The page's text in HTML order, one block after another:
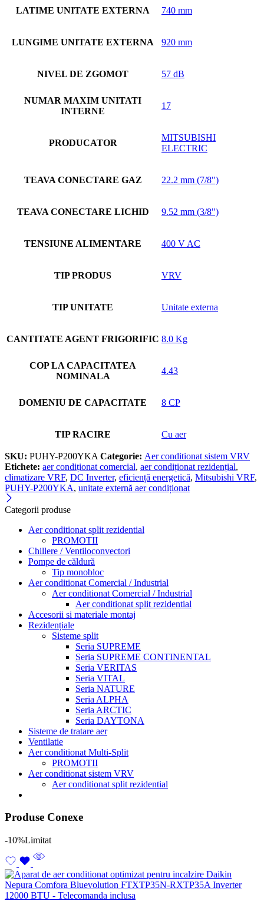
LATIME UNITATE EXTERNA 740 mm
LUNGIME UNITATE EXTERNA 920 mm
NIVEL DE ZGOMOT 57 dB
NUMAR MAXIM UNITATI
INTERNE
17
PRODUCATOR
MITSUBISHI
ELECTRIC
TEAVA CONECTARE GAZ 22.2 mm (7/8")
TEAVA CONECTARE LICHID 9.52 mm (3/8")
TENSIUNE ALIMENTARE 400 V AC
TIP PRODUS VRV
TIP UNITATE Unitate externa
CANTITATE AGENT FRIGORIFIC 8.0 Kg
COP LA CAPACITATEA
NOMINALA
4.43
DOMENIU DE CAPACITATE 8 CP
TIP RACIRE Cu aer
SKU: PUHY-P200YKA Categorie: Aer conditionat sistem VRV
Etichete: aer condiționat comercial, aer condiționat rezidențial,
climatizare VRF, DC Inverter, eficiență energetică, Mitsubishi VRF,
PUHY-P200YKA, unitate externă aer condiționat
Categorii produse
Aer conditionat split rezidential
PROMOTII
Chillere / Ventiloconvectori
Pompe de căldură
Tip monobloc
Aer conditionat Comercial / Industrial
Aer conditionat Comercial / Industrial
Aer conditionat split rezidential
Accesorii si materiale montaj
Rezidențiale
Sisteme split
Seria SUPREME
Seria SUPREME CONTINENTAL
Seria VERITAS
Seria VITAL
Seria NATURE
Seria ALPHA
Seria ARCTIC
Seria DAYTONA
Sisteme de tratare aer
Ventilatie
Aer conditionat Multi-Split
PROMOTII
Aer conditionat sistem VRV
Aer conditionat split rezidential
Produse Conexe
-10%Limitat